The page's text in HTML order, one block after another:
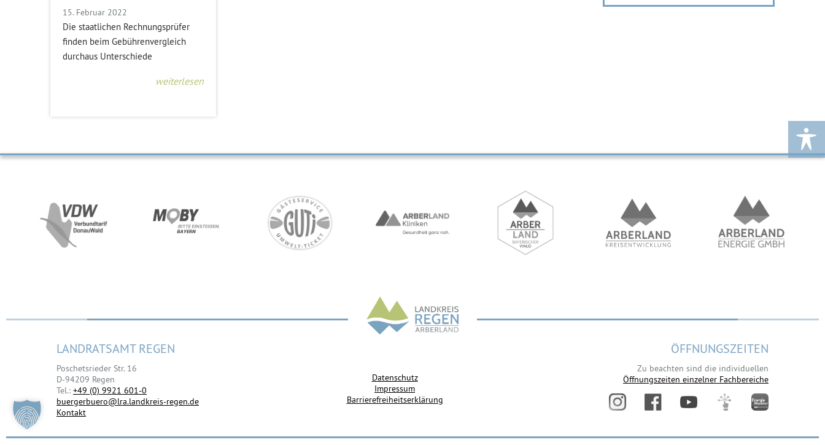
15. Februar 2022
Die staatlichen Rechnungsprüfer
finden beim Gebührenvergleich
durchaus Unterschiede
weiterlesen
LANDRATSAMT REGEN
Poschetsrieder Str. 16
D-94209 Regen
Tel.: +49 (0) 9921 601-0
buergerbuero@lra.landkreis-regen.de
Kontakt
Datenschutz
Impressum
Barrierefreiheitserklärung
ÖFFNUNGSZEITEN
Zu beachten sind die individuellen
Öffnungszeiten einzelner Fachbereiche